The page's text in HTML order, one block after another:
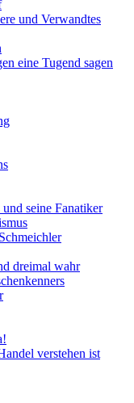
und Verwandtes
eine Tugend sagen
seine Fanatiker
dreimal wahr
verstehen ist